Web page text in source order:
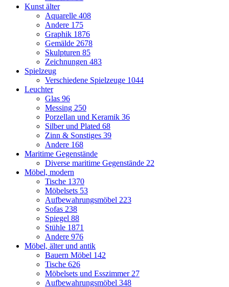
Kunst älter
Aquarelle 408
Andere 175
Graphik 1876
Gemälde 2678
Skulpturen 85
Zeichnungen 483
Spielzeug
Verschiedene Spielzeuge 1044
Leuchter
Glas 96
Messing 250
Porzellan und Keramik 36
Silber und Plated 68
Zinn & Sonstiges 39
Andere 168
Maritime Gegenstände
Diverse maritime Gegenstände 22
Möbel, modern
Tische 1370
Möbelsets 53
Aufbewahrungsmöbel 223
Sofas 238
Spiegel 88
Stühle 1871
Andere 976
Möbel, älter und antik
Bauern Möbel 142
Tische 626
Möbelsets und Esszimmer 27
Aufbewahrungsmöbel 348